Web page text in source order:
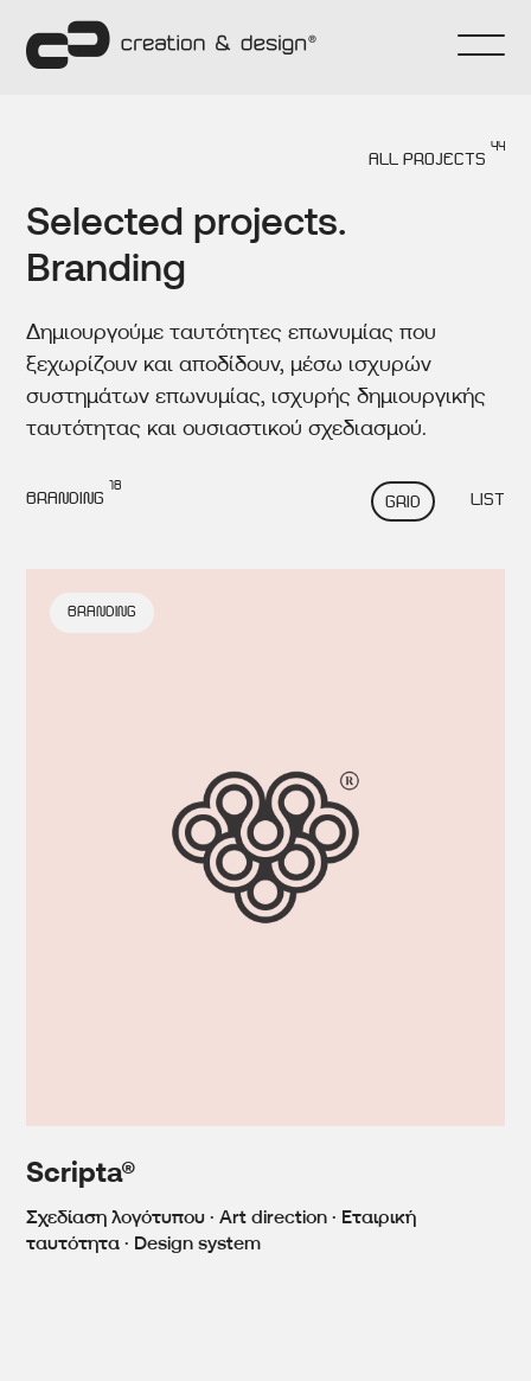
~
44
UPDATES
ALL PROJECTS
44
Selected projects.
Branding
Δημιουργούμε ταυτότητες επωνυμίας που
ξεχωρίζουν και αποδίδουν, μέσω ισχυρών
συστημάτων επωνυμίας, ισχυρής δημιουργικής
ταυτότητας και ουσιαστικού σχεδιασμού.
BRANDING
18
LIST
GRID
Scripta®
Σχεδίαση λογότυπου · Art direction · Εταιρική
ταυτότητα · Design system
BRANDING